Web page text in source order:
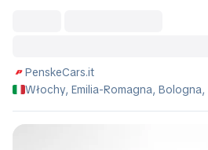
PenskeCars.it
Włochy, Emilia-Romagna,